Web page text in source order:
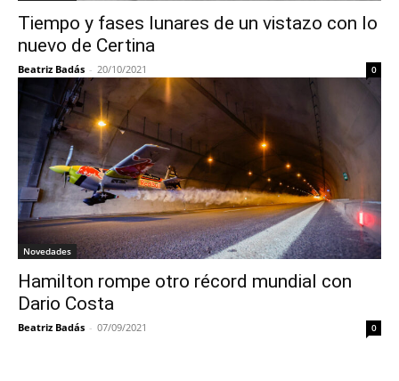
Tiempo y fases lunares de un vistazo con lo
nuevo de Certina
Beatriz Badás - 20/10/2021 0
Novedades
Hamilton rompe otro récord mundial con
Dario Costa
Beatriz Badás - 07/09/2021 0